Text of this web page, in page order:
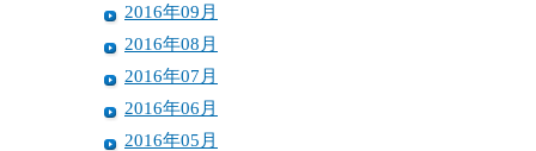
2016年09月
2016年08月
2016年07月
2016年06月
2016年05月